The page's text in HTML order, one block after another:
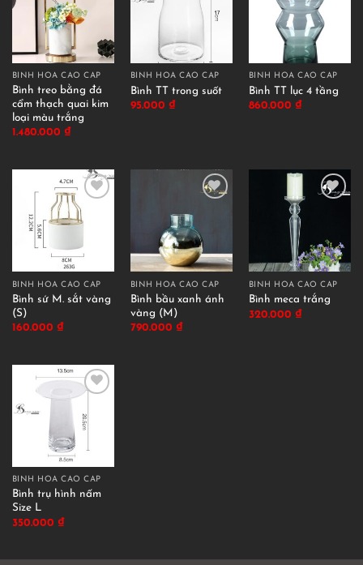
BÌNH HOA CAO CẤP
Bình treo bằng đá
cẩm thạch quai kim
loại màu trắng
1.480.000 ₫
BÌNH HOA CAO CẤP
Bình TT trong suốt
95.000 ₫
BÌNH HOA CAO CẤP
Bình TT lục 4 tầng
860.000 ₫
BÌNH HOA CAO CẤP
Bình sứ M. sắt vàng
(S)
160.000 ₫
BÌNH HOA CAO CẤP
Bình bầu xanh ánh
vàng (M)
790.000 ₫
BÌNH HOA CAO CẤP
Bình meca trắng
320.000 ₫
BÌNH HOA CAO CẤP
Bình trụ hình nấm
Size L
350.000 ₫